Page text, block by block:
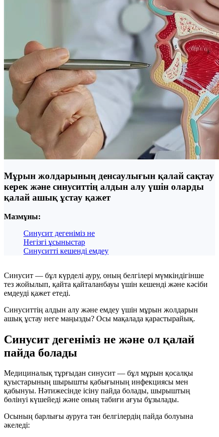
Мұрын жолдарының денсаулығын қалай сақтау
керек және синуситтің алдын алу үшін оларды
қалай ашық ұстау қажет
Мазмұны:
Синусит дегеніміз не
Негізгі ұсыныстар
Синуситті кешенді емдеу
Синусит — бұл күрделі ауру, оның белгілері мүмкіндігінше
тез жойылып, қайта қайталанбауы үшін кешенді және кәсіби
емдеуді қажет етеді.
Синуситтің алдын алу және емдеу үшін мұрын жолдарын
ашық ұстау неге маңызды? Осы мақалада қарастырайық.
Синусит дегеніміз не және ол қалай
пайда болады
Медициналық тұрғыдан синусит — бұл мұрын қосалқы
қуыстарының шырышты қабығының инфекциясы мен
қабынуы. Нәтижесінде ісіну пайда болады, шырыштың
бөлінуі күшейеді және оның табиғи ағуы бұзылады.
Осының барлығы ауруға тән белгілердің пайда болуына
әкеледі: